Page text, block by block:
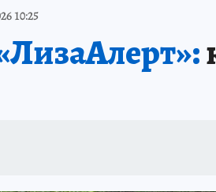
БИТВА ЗА ДУМУ
АВИА УКРАИНА: СВОДКА ДНЕВНИК
10:25